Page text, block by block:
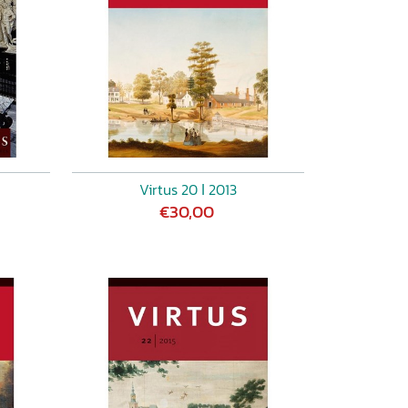
Virtus 20 ǀ 2013
€30,00